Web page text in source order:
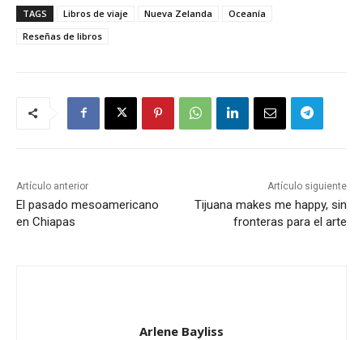
TAGS Libros de viaje Nueva Zelanda
Oceanía
Reseñas de libros
Artículo anterior
El pasado mesoamericano
en Chiapas
Artículo siguiente
Tijuana makes me happy, sin
fronteras para el arte
Arlene Bayliss